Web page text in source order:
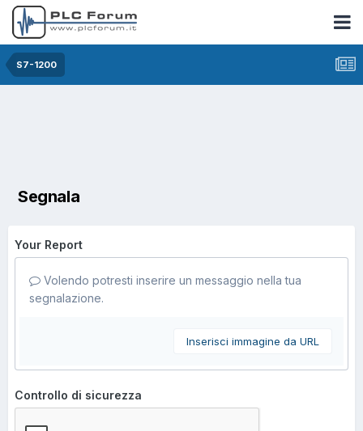
S7-1200
Segnala
Your Report
Volendo potresti inserire un messaggio nella tua
segnalazione.
Inserisci immagine da URL
Controllo di sicurezza